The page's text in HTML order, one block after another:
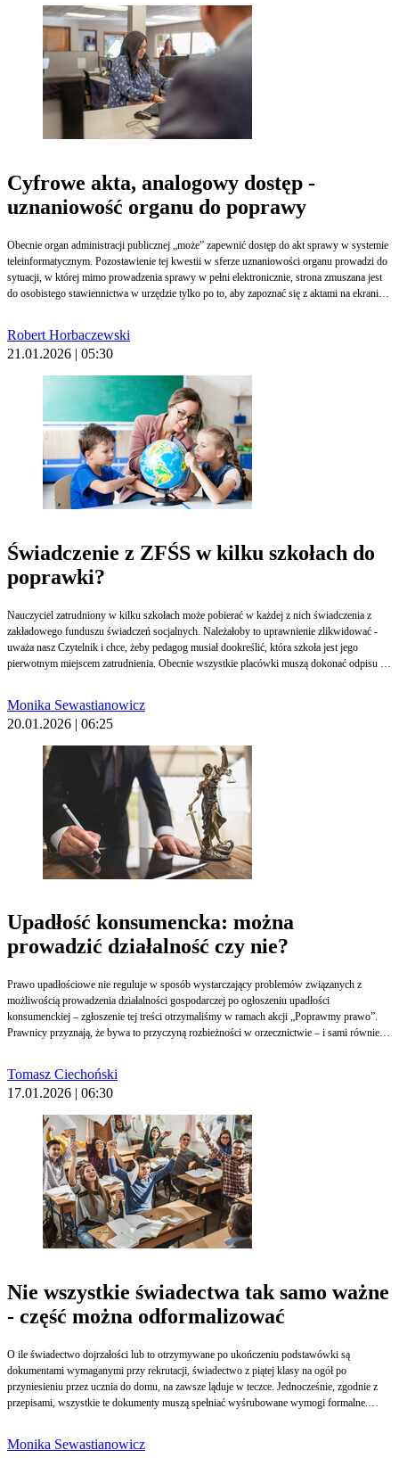
Cyfrowe akta, analogowy dostęp -
uznaniowość organu do poprawy
Obecnie organ administracji publicznej „może” zapewnić dostęp do akt sprawy w systemie
teleinformatycznym. Pozostawienie tej kwestii w sferze uznaniowości organu prowadzi do
sytuacji, w której mimo prowadzenia sprawy w pełni elektronicznie, strona zmuszana jest
do osobistego stawiennictwa w urzędzie tylko po to, aby zapoznać się z aktami na ekranie
Robert Horbaczewski
21.01.2026 | 05:30
Świadczenie z ZFŚS w kilku szkołach do
poprawki?
Nauczyciel zatrudniony w kilku szkołach może pobierać w każdej z nich świadczenia z
zakładowego funduszu świadczeń socjalnych. Należałoby to uprawnienie zlikwidować -
uważa nasz Czytelnik i chce, żeby pedagog musiał dookreślić, która szkoła jest jego
pierwotnym miejscem zatrudnienia. Obecnie wszystkie placówki muszą dokonać odpisu na
Monika Sewastianowicz
20.01.2026 | 06:25
Upadłość konsumencka: można
prowadzić działalność czy nie?
Prawo upadłościowe nie reguluje w sposób wystarczający problemów związanych z
możliwością prowadzenia działalności gospodarczej po ogłoszeniu upadłości
konsumenckiej – zgłoszenie tej treści otrzymaliśmy w ramach akcji „Poprawmy prawo”.
Prawnicy przyznają, że bywa to przyczyną rozbieżności w orzecznictwie – i sami również
Tomasz Ciechoński
17.01.2026 | 06:30
Nie wszystkie świadectwa tak samo ważne
- część można odformalizować
O ile świadectwo dojrzałości lub to otrzymywane po ukończeniu podstawówki są
dokumentami wymaganymi przy rekrutacji, świadectwo z piątej klasy na ogół po
przyniesieniu przez ucznia do domu, na zawsze ląduje w teczce. Jednocześnie, zgodnie z
przepisami, wszystkie te dokumenty muszą spełniać wyśrubowane wymogi formalne.
Monika Sewastianowicz